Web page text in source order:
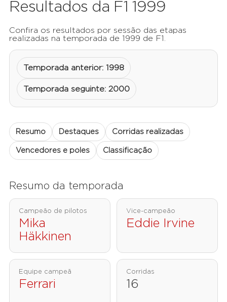
Resultados da F1 1999
Confira os resultados por sessão das etapas
realizadas na temporada de 1999 de F1.
Temporada anterior: 1998
Temporada seguinte: 2000
Resumo Destaques Corridas realizadas
Vencedores e poles Classificação
Resumo da temporada
Campeão de pilotos
Mika
Häkkinen
Vice-campeão
Eddie Irvine
Equipe campeã
Ferrari
Corridas
16